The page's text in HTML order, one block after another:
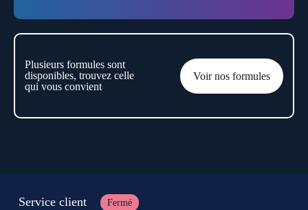
Plusieurs formules sont
disponibles, trouvez celle
qui vous convient
Voir nos formules
Service client Fermé